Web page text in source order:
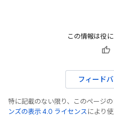
この情報は役
フィード
特に記載のない限り、このページ
ンズの表示 4.0 ライセンスにより